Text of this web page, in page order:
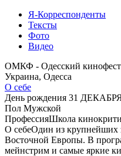
Я-Корреспонденты
Тексты
Фото
Видео
ОМКФ - Одесский
Украина, Одесса
О себе
День рождения 31
Пол Мужской
ПрофессияШкола
О себеОдин из крупнейших
Восточной Европы. В
мейнстрим и самые яркие